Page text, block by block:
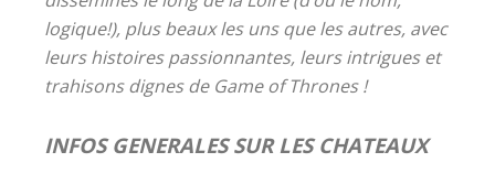
logique!), plus beaux les uns que les autres, avec
leurs histoires passionnantes, leurs intrigues et
trahisons dignes de Game of Thrones !
INFOS GENERALES SUR LES CHATEAUX